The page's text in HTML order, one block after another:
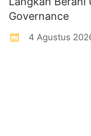
Governance
4 Agustus